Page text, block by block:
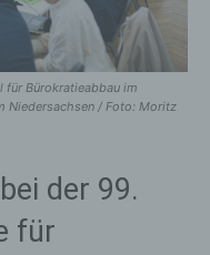
für Bürokratieabbau im
Niedersachsen / Foto: Moritz
der 99.
für